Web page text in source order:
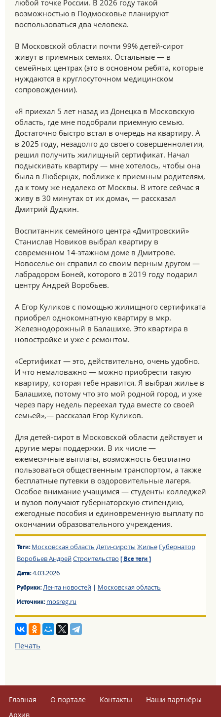
любой точке России. В 2026 году такой
возможностью в Подмосковье планируют
воспользоваться два человека.
В Московской области почти 99% детей-сирот
живут в приемных семьях. Остальные — в
семейных центрах (это в основном ребята, которые
нуждаются в круглосуточном медицинском
сопровождении).
«Я приехал 5 лет назад из Донецка в Московскую
область, где мне подобрали приемную семью.
Достаточно быстро встал в очередь на квартиру. А
в 2025 году, незадолго до своего совершеннолетия,
решил получить жилищный сертификат. Начал
подыскивать квартиру — мне хотелось, чтобы она
была в Люберцах, поближе к приемным родителям,
да к тому же недалеко от Москвы. В итоге сейчас я
живу в 30 минутах от их дома», — рассказал
Дмитрий Дудкин.
Воспитанник семейного центра «Дмитровский»
Станислав Новиков выбрал квартиру в
современном 14-этажном доме в Дмитрове.
Новоселье он справил со своим верным другом —
лабрадором Боней, которого в 2019 году подарил
центру Андрей Воробьев.
А Егор Куликов с помощью жилищного сертификата
приобрел однокомнатную квартиру в мкр.
Железнодорожный в Балашихе. Это квартира в
новостройке и уже с ремонтом.
«Сертификат — это, действительно, очень удобно.
И что немаловажно — можно приобрести такую
квартиру, которая тебе нравится. Я выбрал жилье в
Балашихе, потому что это мой родной город, и уже
через пару недель переехал туда вместе со своей
семьей»,— рассказал Егор Куликов.
Для детей-сирот в Московской области действует и
другие меры поддержки. В их числе —
ежемесячные выплаты, возможность бесплатно
пользоваться общественным транспортом, а также
бесплатные путевки в оздоровительные лагеря.
Особое внимание учащимся — студенты колледжей
и вузов получают губернаторскую стипендию,
ежегодные пособия и единовременную выплату по
окончании образовательного учреждения.
Теги: Московская область Дети-сироты Жилье Губернатор
Воробьев АндрейСтроительство [ Все теги ]
Дата:4.03.2026
Рубрики:Лента новостей| Московская область
Источник:mosreg.ru
Печать
Главная О портале Контакты
Наши партнёры
Архив